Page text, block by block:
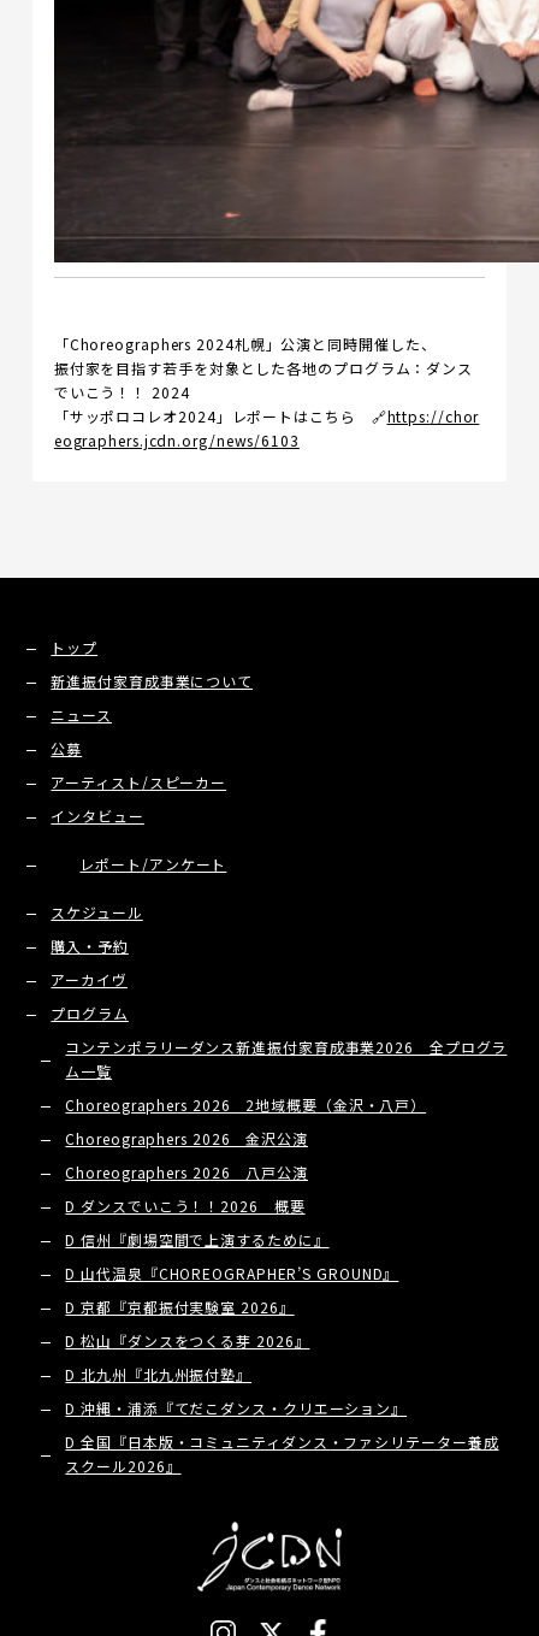
「Choreographers 2024札幌」公演と同時開催した、
振付家を目指す若手を対象とした各地のプログラム：ダンス
でいこう！！ 2024
「サッポロコレオ2024」
レポートはこちら 🔗https://chor
eographers.jcdn.org/news/6103
トップ
新進振付家育成事業について
ニュース
公募
アーティスト/スピーカー
インタビュー
レポート/アンケート
スケジュール
購入・予約
アーカイヴ
プログラム
コンテンポラリーダンス新進振付家育成事業2026 全プログラ
ム一覧
Choreographers 2026 2地域概要（金沢・八戸）
Choreographers 2026 金沢公演
Choreographers 2026 八戸公演
D ダンスでいこう！！2026 概要
D 信州『劇場空間で上演するために』
D 山代温泉『CHOREOGRAPHER’S GROUND』
D 京都『京都振付実験室 2026』
D 松山『ダンスをつくる芽 2026』
D 北九州『北九州振付塾』
D 沖縄・浦添『てだこダンス・クリエーション』
D 全国『日本版・コミュニティダンス・ファシリテーター養成
スクール2026』